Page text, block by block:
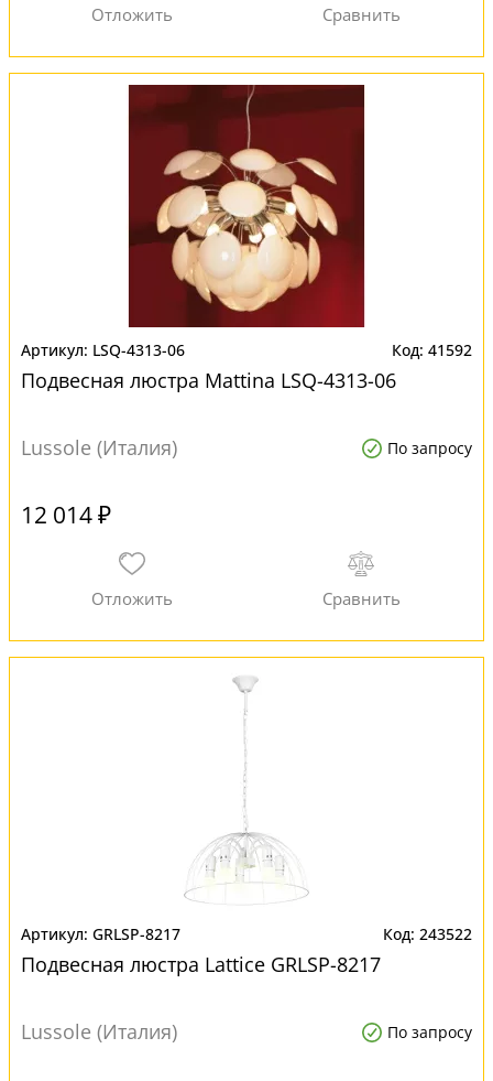
LSQ-4313-06 41592
Подвесная люстра Mattina LSQ-4313-06
Lussole (Италия) По запросу
12 014 ₽
GRLSP-8217 243522
Подвесная люстра Lattice GRLSP-8217
Lussole (Италия) По запросу